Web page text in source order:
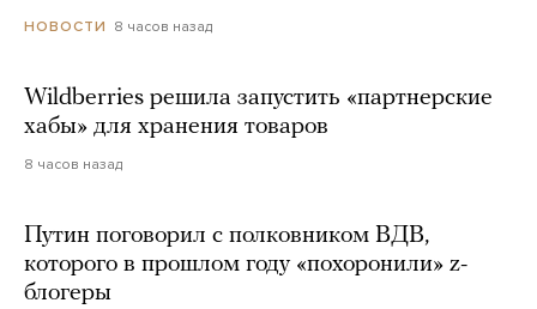
НОВОСТИ 8 часов назад
Wildberries решила запустить «партнерские
хабы» для хранения товаров
8 часов назад
Путин поговорил с полковником ВДВ,
которого в прошлом году «похоронили» z-
блогеры